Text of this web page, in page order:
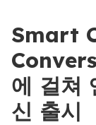
Smart
에 걸쳐
신 출시